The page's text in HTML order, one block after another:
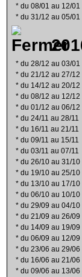
* du 08/01 au 12/01
* du 31/12 au 05/01
* du 28/12 au 03/01
* du 21/12 au 27/12
* du 14/12 au 20/12
* du 08/12 au 12/12
* du 01/12 au 06/12
* du 24/11 au 28/11
* du 16/11 au 21/11
* du 09/11 au 15/11
* du 03/11 au 07/11
* du 26/10 au 31/10
* du 19/10 au 25/10
* du 13/10 au 17/10
* du 06/10 au 10/10
* du 29/09 au 04/10
* du 21/09 au 26/09
* du 14/09 au 19/09
* du 06/09 au 12/09
* du 23/06 au 29/06
* du 16/06 au 21/06
* du 09/06 au 13/06